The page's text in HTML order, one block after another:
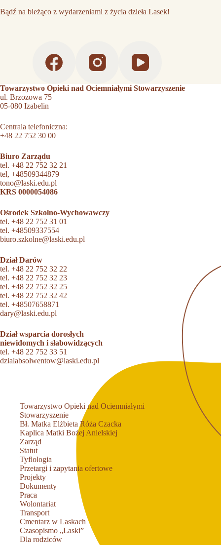
Bądź na bieżąco z wydarzeniami z życia dzieła Lasek!
Towarzystwo Opieki nad Ociemniałymi Stowarzyszenie
ul. Brzozowa 75
05-080 Izabelin
Centrala telefoniczna:
+48 22 752 30 00
Biuro Zarządu
tel. +48 22 752 32 21
tel, +48509344879
tono@laski.edu.pl
KRS 0000054086
Ośrodek Szkolno-Wychowawczy
tel. +48 22 752 31 01
tel. +48509337554
biuro.szkolne@laski.edu.pl
Dział Darów
tel. +48 22 752 32 22
tel. +48 22 752 32 23
tel. +48 22 752 32 25
tel. +48 22 752 32 42
tel. +48507658871
dary@laski.edu.pl
Dział wsparcia dorosłych
niewidomych i słabowidzących
tel. +48 22 752 33 51
dzialabsolwentow@laski.edu.pl
Towarzystwo Opieki nad Ociemniałymi
Stowarzyszenie
Bł. Matka Elżbieta Róża Czacka
Kaplica Matki Bożej Anielskiej
Zarząd
Statut
Tyflologia
Przetargi i zapytania ofertowe
Projekty
Dokumenty
Praca
Wolontariat
Transport
Cmentarz w Laskach
Czasopismo „Laski”
Dla rodziców